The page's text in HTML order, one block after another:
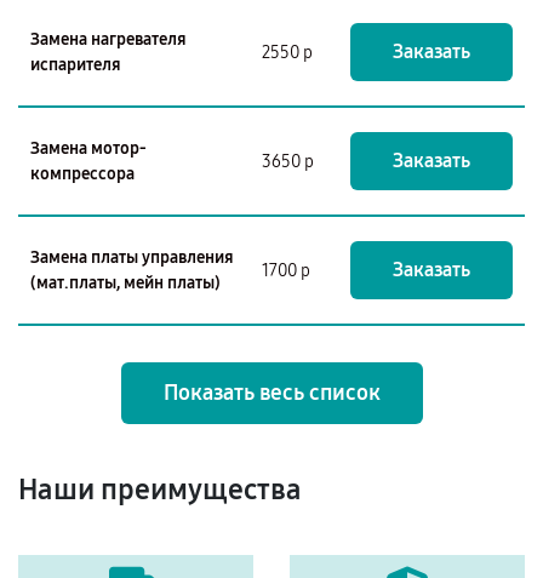
Замена нагревателя
испарителя
2550 р Заказать
Замена мотор-
компрессора
3650 р Заказать
Замена платы управления
(мат.платы, мейн платы)
1700 р Заказать
Показать весь список
Наши преимущества